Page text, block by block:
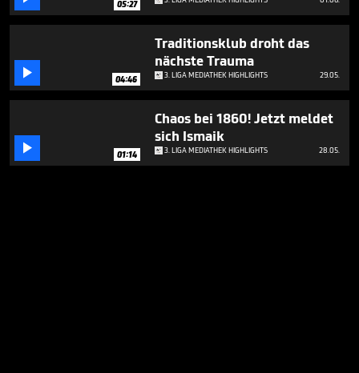
05:27
 04:46
Traditionsklub droht das
nächste Trauma
3. LIGA MEDIATHEK HIGHLIGHTS 29.05.
 01:14
Chaos bei 1860! Jetzt meldet
sich Ismaik
3. LIGA MEDIATHEK HIGHLIGHTS 28.05.